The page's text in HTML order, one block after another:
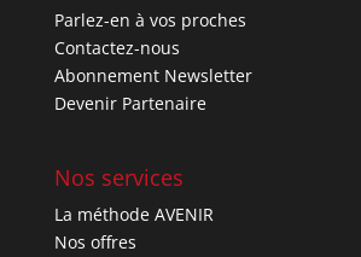
Parlez-en à vos proches
Contactez-nous
Abonnement Newsletter
Devenir Partenaire
Nos services
La méthode AVENIR
Nos offres